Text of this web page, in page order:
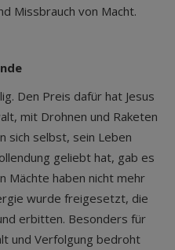
Missbrauch von Macht.
Den Preis dafür hat Jesus
mit Drohnen und Raketen
sich selbst, sein Leben
geliebt hat, gab es
Mächte haben nicht mehr
wurde freigesetzt, die
erbitten. Besonders für
und Verfolgung bedroht